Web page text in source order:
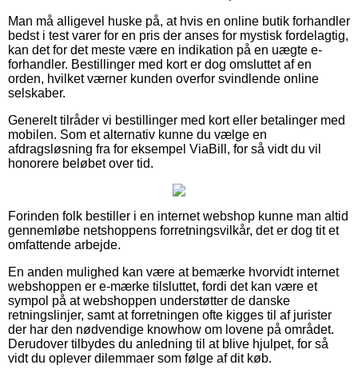
Man må alligevel huske på, at hvis en online butik forhandler
bedst i test varer for en pris der anses for mystisk fordelagtig,
kan det for det meste være en indikation på en uægte e-
forhandler. Bestillinger med kort er dog omsluttet af en
orden, hvilket værner kunden overfor svindlende online
selskaber.
Generelt tilråder vi bestillinger med kort eller betalinger med
mobilen. Som et alternativ kunne du vælge en
afdragsløsning fra for eksempel ViaBill, for så vidt du vil
honorere beløbet over tid.
Forinden folk bestiller i en internet webshop kunne man altid
gennemløbe netshoppens forretningsvilkår, det er dog tit et
omfattende arbejde.
En anden mulighed kan være at bemærke hvorvidt internet
webshoppen er e-mærke tilsluttet, fordi det kan være et
sympol på at webshoppen understøtter de danske
retningslinjer, samt at forretningen ofte kigges til af jurister
der har den nødvendige knowhow om lovene på området.
Derudover tilbydes du anledning til at blive hjulpet, for så
vidt du oplever dilemmaer som følge af dit køb.